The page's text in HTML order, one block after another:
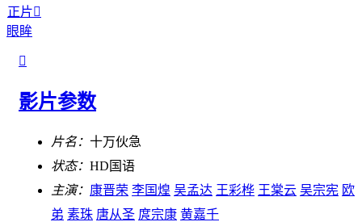
正片
眼眸

影片参数
片名： 十万伙急
状态： HD国语
主演： 康晋荣 李国煌 吴孟达 王彩桦 王棠云 吴宗宪 欧
弟 素珠 唐从圣 庹宗康 黄嘉千